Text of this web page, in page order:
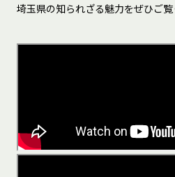
埼玉県の知られざる魅力をぜひご覧